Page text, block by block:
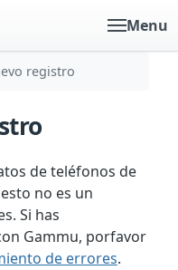
Menu
registro
de teléfonos de
no es un
Si has
Gammu, porfavor
de errores.